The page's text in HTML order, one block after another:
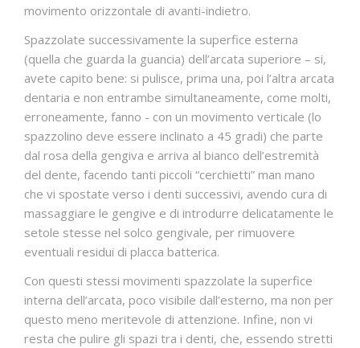
movimento orizzontale di avanti-indietro.
Spazzolate successivamente la superfice esterna
(quella che guarda la guancia) dell’arcata superiore – si,
avete capito bene: si pulisce, prima una, poi l’altra arcata
dentaria e non entrambe simultaneamente, come molti,
erroneamente, fanno - con un movimento verticale (lo
spazzolino deve essere inclinato a 45 gradi) che parte
dal rosa della gengiva e arriva al bianco dell’estremità
del dente, facendo tanti piccoli “cerchietti” man mano
che vi spostate verso i denti successivi, avendo cura di
massaggiare le gengive e di introdurre delicatamente le
setole stesse nel solco gengivale, per rimuovere
eventuali residui di placca batterica.
Con questi stessi movimenti spazzolate la superfice
interna dell’arcata, poco visibile dall’esterno, ma non per
questo meno meritevole di attenzione. Infine, non vi
resta che pulire gli spazi tra i denti, che, essendo stretti